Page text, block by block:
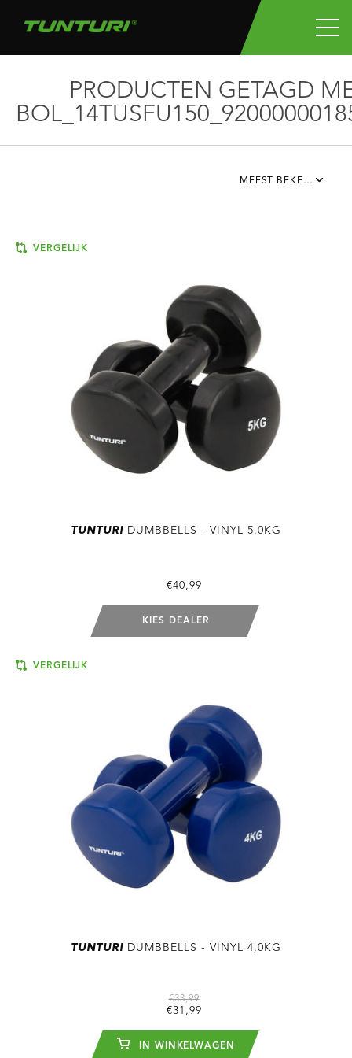
PRODUCTEN GETAGD
MEEST BEKEKEN
VERGELIJK
TUNTURI DUMBBELLS - VINYL 5,0KG
€40,99
KIES DEALER
VERGELIJK
TUNTURI DUMBBELLS - VINYL 4,0KG
€33,99
€31,99
IN WINKELWAGEN